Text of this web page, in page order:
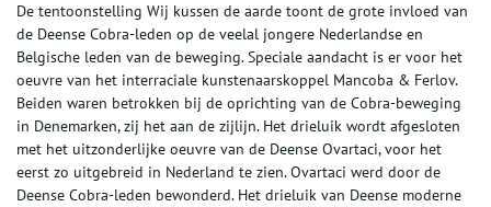
De tentoonstelling Wij kussen de aarde toont de grote invloed van
de Deense Cobra-leden op de veelal jongere Nederlandse en
Belgische leden van de beweging. Speciale aandacht is er voor het
oeuvre van het interraciale kunstenaarskoppel Mancoba & Ferlov.
Beiden waren betrokken bij de oprichting van de Cobra-beweging
in Denemarken, zij het aan de zijlijn. Het drieluik wordt afgesloten
met het uitzonderlijke oeuvre van de Deense Ovartaci, voor het
eerst zo uitgebreid in Nederland te zien. Ovartaci werd door de
Deense Cobra-leden bewonderd. Het drieluik van Deense moderne